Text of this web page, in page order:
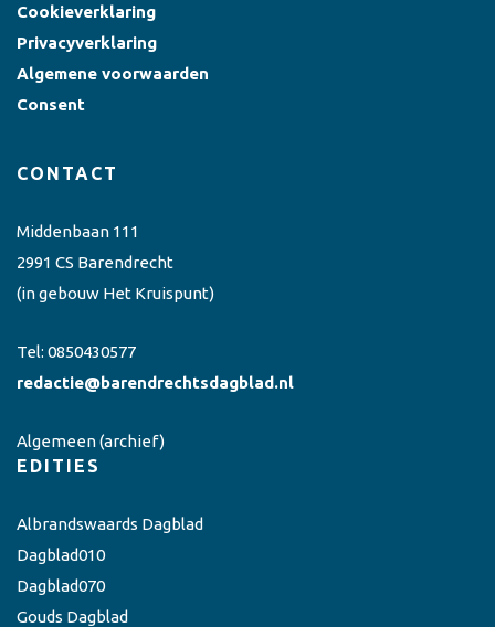
Cookieverklaring
Privacyverklaring
Algemene voorwaarden
Consent
CONTACT
Middenbaan 111
2991 CS Barendrecht
(in gebouw Het Kruispunt)
Tel: 0850430577
redactie@barendrechtsdagblad.nl
Algemeen(archief)
EDITIES
Albrandswaards Dagblad
Dagblad010
Dagblad070
Gouds Dagblad